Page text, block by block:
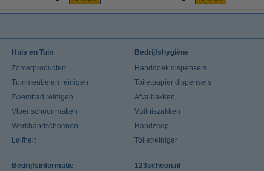
Huis en Tuin
Zomerproducten
Tuinmeubelen reinigen
Zwembad reinigen
Vloer schoonmaken
Werkhandschoenen
Leifheit
Bedrijfshygiëne
Handdoek dispensers
Toiletpapier dispensers
Afvalbakken
Vuilniszakken
Handzeep
Toiletreiniger
Bedrijfsinformatie 123schoon.nl